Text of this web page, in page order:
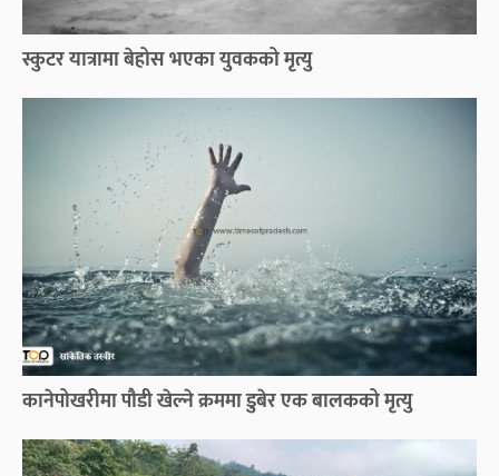
स्कुटर यात्रामा बेहोस भएका युवकको मृत्यु
कानेपोखरीमा पौडी खेल्ने क्रममा डुबेर एक बालकको मृत्यु